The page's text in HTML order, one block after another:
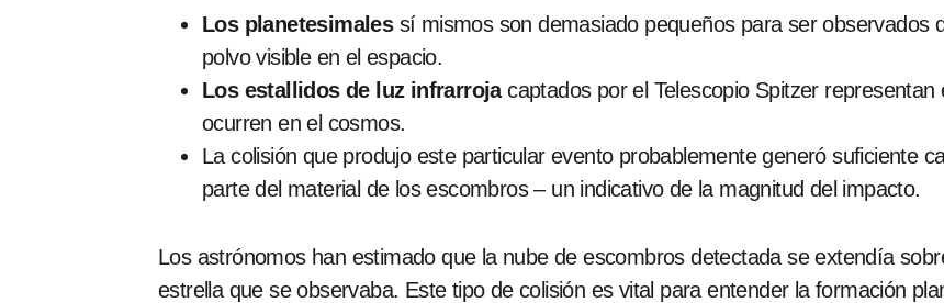
Los planetesimalessí mismos son demasiado pequeños para ser observados
polvo visible en el espacio.
Los estallidos de luz infrarrojacaptados por el Telescopio Spitzer representan
ocurren en el cosmos.
La colisión que produjo este particular evento probablemente generó suficiente
parte del material de los escombros – un indicativo de la magnitud del impacto.
Los astrónomos han estimado que la nube de escombros detectada se extendía
estrella que se observaba. Este tipo de colisión es vital para entender la formación